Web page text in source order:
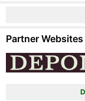
Partner Websites